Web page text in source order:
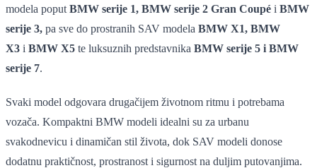
modela poput BMW serije 1, BMW serije 2 Gran Coupé i BMW
serije 3, pa sve do prostranih SAV modela BMW X1, BMW
X3 i BMW X5 te luksuznih predstavnika BMW serije 5 i BMW
serije 7.
Svaki model odgovara drugačijem životnom ritmu i potrebama
vozača. Kompaktni BMW modeli idealni su za urbanu
svakodnevicu i dinamičan stil života, dok SAV modeli donose
dodatnu praktičnost, prostranost i sigurnost na duljim putovanjima.